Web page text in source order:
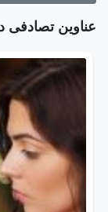
عناوین تصادفی